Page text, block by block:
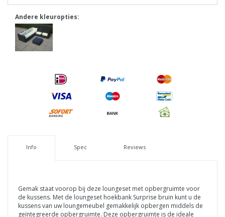
Andere kleuropties:
Info Spec Reviews
Gemak staat voorop bij deze loungeset met opbergruimte voor
de kussens. Met de loungeset hoekbank Surprise bruin kunt u de
kussens van uw loungemeubel gemakkelijk opbergen middels de
geïntegreerde opbergruimte. Deze opbergruimte is de ideale